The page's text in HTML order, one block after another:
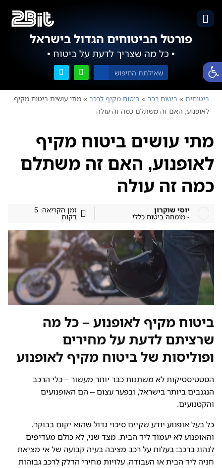
פתח סרגל נגישות
פורטל הביטוחים הגדול בישראל
• כל מה שצריך לדעת על ביטוח •
ביטוחים » ביטוח רכב » ביטוח מקיף לרכב » מתי עושים ביטוח מקיף
לאופנוע, האם זה משתלם כמה זה עולה
מתי עושים ביטוח מקיף
לאופנוע, האם זה משתלם
כמה זה עולה
יוסי שוקרון
- מומחה ביטוח כללי
זמן הקריאה: 5
דקות
ביטוח מקיף לאופנוע – כל מה
שרציתם לדעת על מחירים
ופוליסות של ביטוח מקיף לאופנוע
הסטטיסטיקות לא משתנות כבר יותר מעשור – כלי הרכב
הנגנבים ביותר בישראל, ובפער עצום – הם האופנועים
והקטנועים.
כל בעל אופנוע יודע שקיים סיכוי גדול שהוא יקום בבוקר,
והאופנוע לא יעמוד ליד הבית. מצד שני, לא כולם מעדיפים
לנהוג ברכב: בעלות על רכב מציבה בעיה קבועה של אי מציאת
חניה ליד הבית או העבודה, עלויות מחירי הדלק לרכב גבוהות